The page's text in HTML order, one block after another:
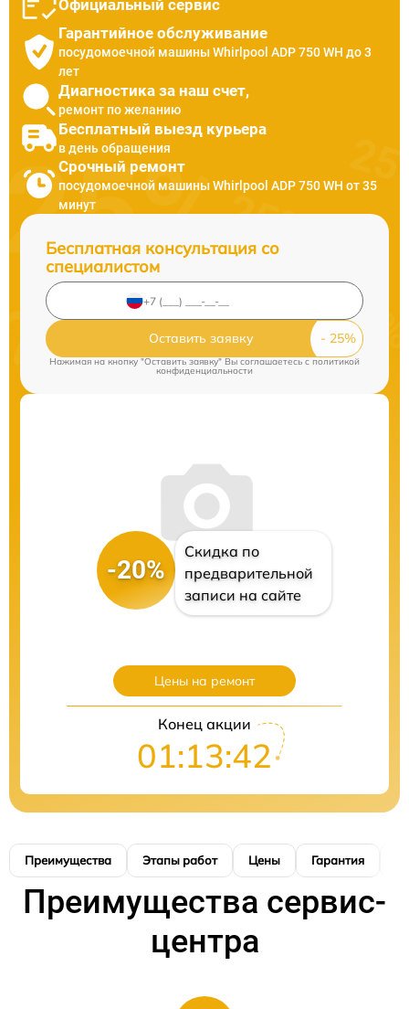
Официальный сервис
Гарантийное обслуживание
посудомоечной машины Whirlpool ADP 750 WH до 3
лет
Диагностика за наш счет,
ремонт по желанию
Бесплатный выезд курьера
в день обращения
Срочный ремонт
посудомоечной машины Whirlpool ADP 750 WH от 35
минут
Бесплатная консультация со
специалистом
Оставить заявку
Нажимая на кнопку "Оставить заявку" Вы соглашаетесь c политикой
конфиденциальности
-20%
Скидка по
предварительной
записи на сайте
Цены на ремонт
Конец акции
01:13:40
Преимущества Этапы работ Цены Гарантия
Преимущества сервис-
центра